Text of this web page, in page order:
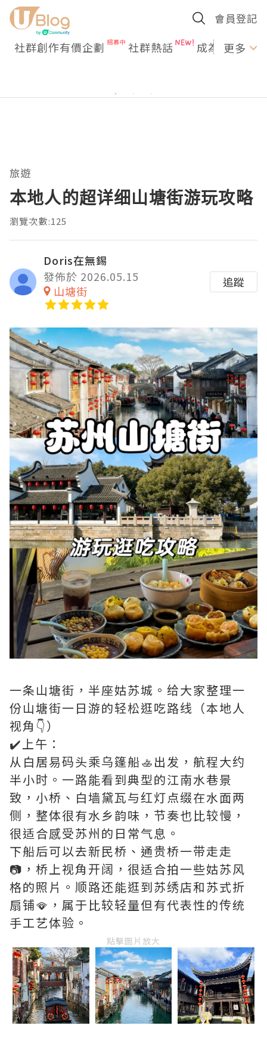
會員登記
社群創作有價企劃 社群熱話 成為U更多
旅遊
本地人的超详细山塘街游玩攻略
瀏覽次數:125
Doris在無錫
發佈於 2026.05.15
山塘街
追蹤
一条山塘街，半座姑苏城。给大家整理一
份山塘街一日游的轻松逛吃路线（本地人
视角👇）
✔️上午：
从白居易码头乘乌篷船🚣出发，航程大约
半小时。一路能看到典型的江南水巷景
致，小桥、白墙黛瓦与红灯点缀在水面两
侧，整体很有水乡韵味，节奏也比较慢，
很适合感受苏州的日常气息。
下船后可以去新民桥、通贵桥一带走走
📷，桥上视角开阔，很适合拍一些姑苏风
格的照片。顺路还能逛到苏绣店和苏式折
扇铺🪭，属于比较轻量但有代表性的传统
手工艺体验。
點擊圖片放大